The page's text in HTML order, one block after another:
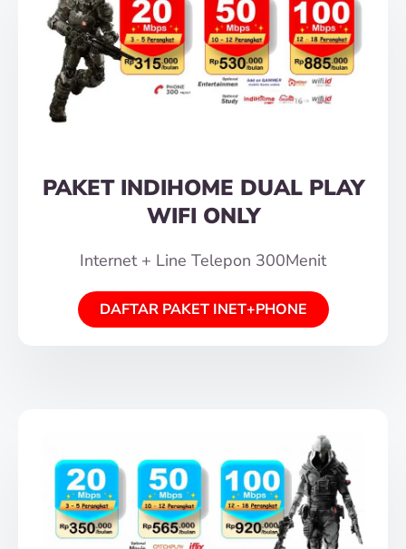
PAKET INDIHOME DUAL PLAY
WIFI ONLY
Internet + Line Telepon 300Menit
DAFTAR PAKET INET+PHONE